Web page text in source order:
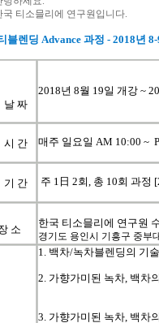
국 티소믈리에 연구원입니다.
블렌딩 Advance 과정 - 2018년 8-
날 짜
2018년 8월 19일 개강 ~
시 간 매주 일요일 AM 10:00 ~
기 간 주 1 日 2회, 총 10회 과정
소
한국 티소믈리에 연구원
경기도 용인시 기흥구 중부
1. 백차/녹차블렌딩의 기술
2. 가향가미된 녹차, 백차
3. 가향가미된 녹차, 백차